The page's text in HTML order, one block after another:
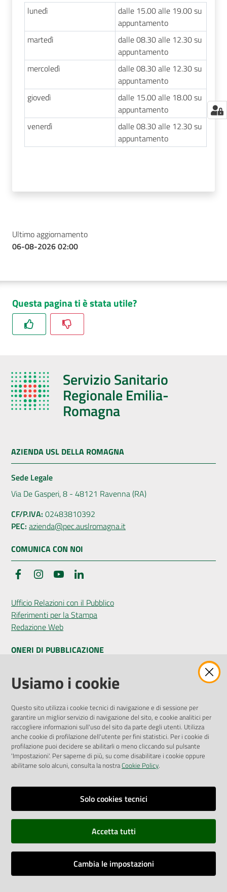
lunedì
dalle 15.00 alle 19.00 su
appuntamento
martedì
dalle 08.30 alle 12.30 su
appuntamento
mercoledì
dalle 08.30 alle 12.30 su
appuntamento
giovedì
dalle 15.00 alle 18.00 su
appuntamento
venerdì
dalle 08.30 alle 12.30 su
appuntamento
Ultimo aggiornamento
06-08-2026 02:00
Questa pagina ti è stata utile?
Servizio Sanitario
Regionale Emilia-
Romagna
AZIENDA USL DELLA ROMAGNA
Sede Legale
Via De Gasperi, 8 - 48121 Ravenna (RA)
CF/P.IVA: 02483810392
PEC: azienda@pec.auslromagna.it
COMUNICA CON NOI
FacebookInstagramYouTube
Ufficio Relazioni con il Pubblico
Riferimenti per la Stampa
Redazione Web
ONERI DI PUBBLICAZIONE
Amministrazione Trasparente
Pubblicità legale
Privacy Policy
Attuazione Misure PNRR
Liste di Attesa
ENTI, IMPRESE E PARTNER
Fatturazione Elettronica
Richiesta Patrocinio
Dichiarazione di Accessibilità
Dati di Monitoraggio
Usiamo i cookie
Questo sito utilizza i cookie tecnici di navigazione e di sessione per
garantire un miglior servizio di navigazione del sito, e cookie analitici per
raccogliere informazioni sull'uso del sito da parte degli utenti. Utilizza
anche cookie di profilazione dell'utente per fini statistici. Per i cookie di
profilazione puoi decidere se abilitarli o meno cliccando sul pulsante
'Impostazioni'. Per saperne di più, su come disabilitare i cookie oppure
abilitarne solo alcuni, consulta la nostraCookie Policy.
Solo cookies tecnici
Accetta tutti
Cambia le impostazioni